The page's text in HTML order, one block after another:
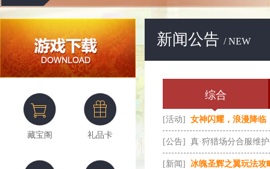
藏宝阁 礼品卡
新闻公告 / NEW
综合
[活动] 女神闪耀，浪漫降临
[公告] 真·狩猎场分合服维
[新闻] 冰魄圣辉之翼玩法攻